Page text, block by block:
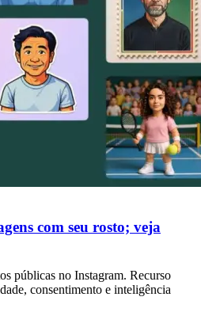
com seu rosto; veja
públicas no Instagram. Recurso
consentimento e inteligência